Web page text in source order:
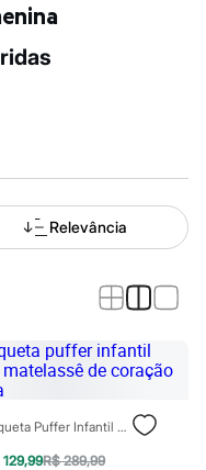
Relevância
Jaqueta Puffer Infantil Com Matelassê De Coração Preta
129,99R$ 289,99